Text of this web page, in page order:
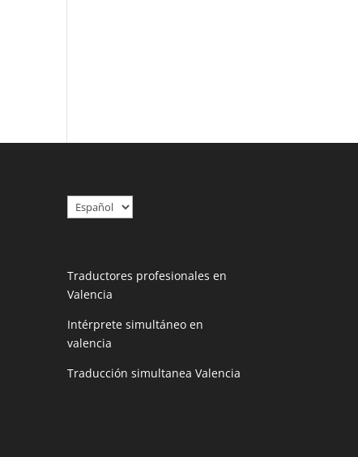
Elegir
un
Traductores profesionales en
Valencia
Intérprete simultáneo en
valencia
Traducción simultanea Valencia